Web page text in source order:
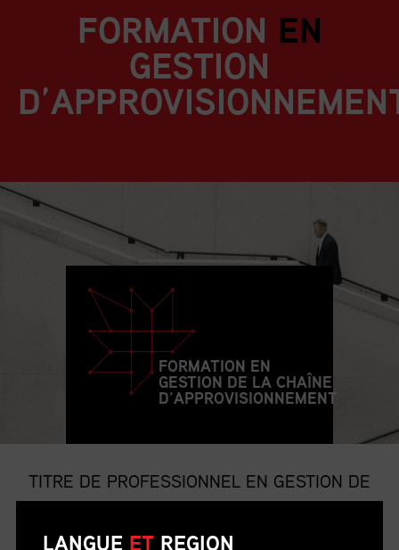
FORMATION EN
GESTION
FORMATION EN
GESTION DE LA CHAÎNE
D’APPROVISIONNEMENT
TITRE DE PROFESSIONNEL EN GESTION DE
LANGUE ETREGION